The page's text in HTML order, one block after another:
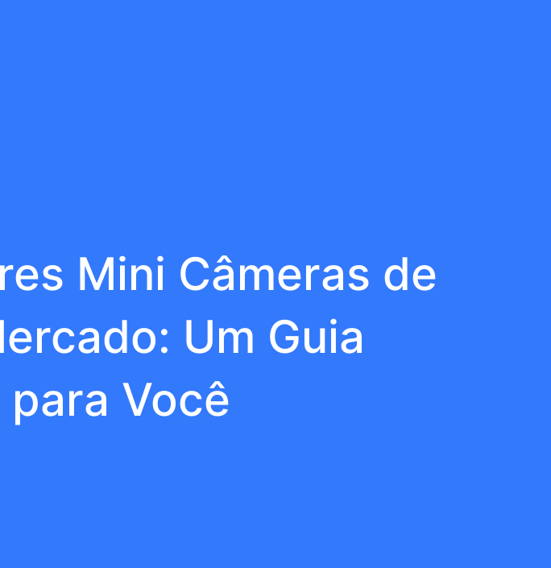
Mini Câmeras de
Um Guia
Você